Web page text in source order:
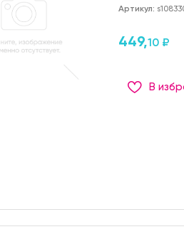
Артикул:
449,10 ₽
В